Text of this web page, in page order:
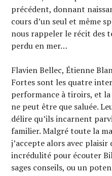
précédent, donnant
cours d’un seul et même
nous rappeler le récit des
perdu en mer…
Flavien Bellec, Étienne
Fortes sont les quatre
performance à tiroirs, et
ne peut être que saluée.
délire qu’ils incarnent
familier. Malgré toute la
j’accepte alors avec plaisir
incrédulité pour écouter
sages conseils, ou un